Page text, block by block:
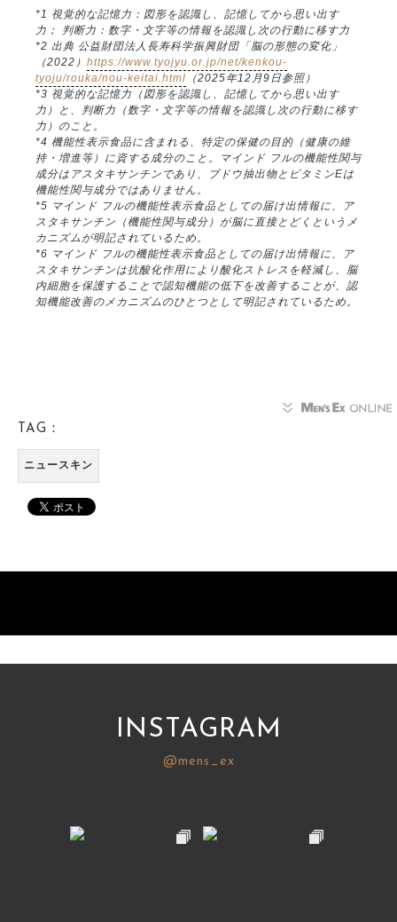
*1 視覚的な記憶力：図形を認識し、記憶してから思い出す
力； 判断力：数字・文字等の情報を認識し次の行動に移す力
*2 出典 公益財団法人長寿科学振興財団「脳の形態の変化」
（2022） https://www.tyojyu.or.jp/net/kenkou-
tyoju/rouka/nou-keitai.html （2025年12月9日参照）
*3 視覚的な記憶力（図形を認識し、記憶してから思い出す
力）と、判断力（数字・文字等の情報を認識し次の行動に移す
力）のこと。
*4 機能性表示食品に含まれる、特定の保健の目的（健康の維
持・増進等）に資する成分のこと。マインド フルの機能性関与
成分はアスタキサンチンであり、ブドウ抽出物とビタミンEは
機能性関与成分ではありません。
*5 マインド フルの機能性表示食品としての届け出情報に、ア
スタキサンチン（機能性関与成分）が脳に直接とどくというメ
カニズムが明記されているため。
*6 マインド フルの機能性表示食品としての届け出情報に、ア
スタキサンチンは抗酸化作用により酸化ストレスを軽減し、脳
内細胞を保護することで認知機能の低下を改善することが、認
知機能改善のメカニズムのひとつとして明記されているため。
TAG：
ニュースキン
INSTAGRAM
@mens_ex